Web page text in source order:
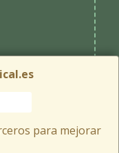
para mejorar